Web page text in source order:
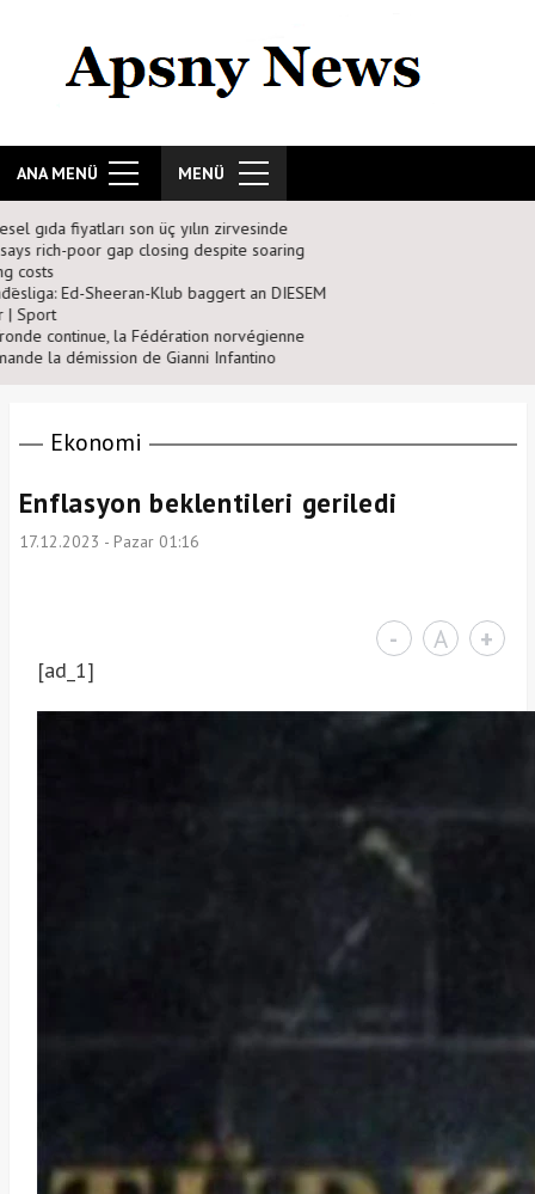
ANA MENÜ MENÜ
zirvesinde
soaring
an DIESEM
Ekonomi
Enflasyon beklentileri geriledi
17.12.2023 - Pazar 01:16
- A +
[ad_1]